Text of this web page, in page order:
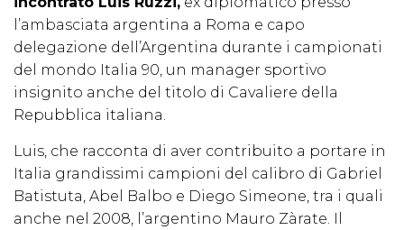
l’ambasciata argentina a Roma e capo
delegazione dell’Argentina durante i campionati
del mondo Italia 90, un manager sportivo
insignito anche del titolo di Cavaliere della
Repubblica italiana.
Luis, che racconta di aver contribuito a portare in
Italia grandissimi campioni del calibro di Gabriel
Batistuta, Abel Balbo e Diego Simeone, tra i quali
anche nel 2008, l’argentino Mauro Zàrate. Il